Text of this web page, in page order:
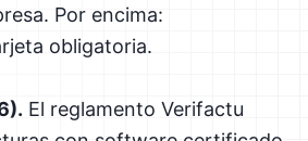
Por encima:
obligatoria.
El reglamento Verifactu